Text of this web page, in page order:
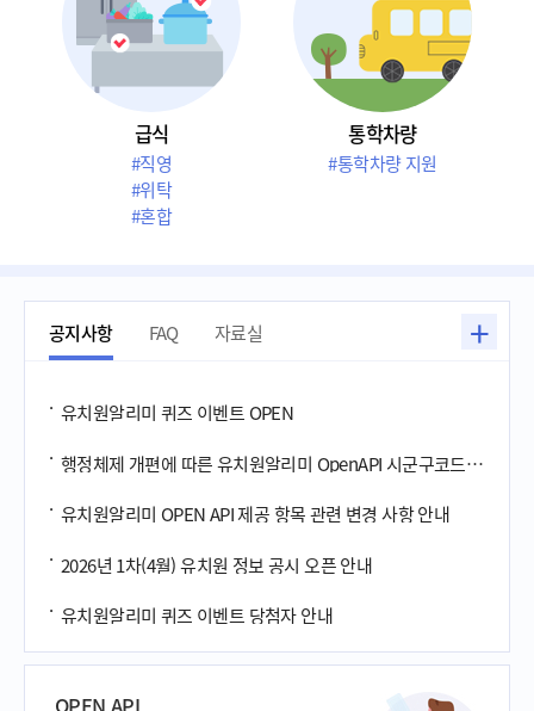
급식
#직영
#위탁
#혼합
통학차량
#통학차량 지원
공지사항 FAQ 자료실
유치원알리미 퀴즈 이벤트 OPEN
행정체제 개편에 따른 유치원알리미 OpenAPI 시군구코드 변경 안내
유치원알리미 OPEN API 제공 항목 관련 변경 사항 안내
2026년 1차(4월) 유치원 정보 공시 오픈 안내
유치원알리미 퀴즈 이벤트 당첨자 안내
+
OPEN API